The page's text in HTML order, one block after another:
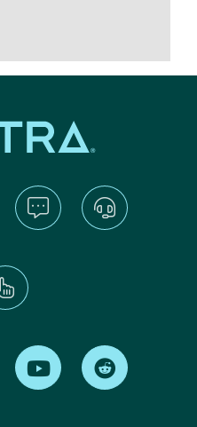
Find us on LinkedInFind us on Youtube